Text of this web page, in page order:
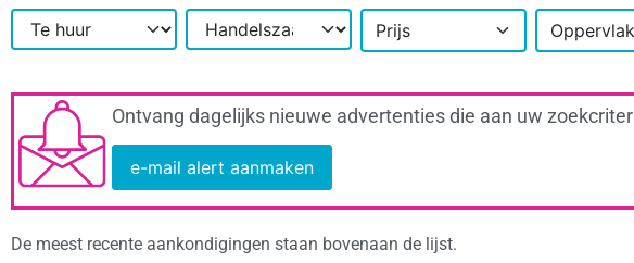
Prijs
Ontvang dagelijks nieuwe advertenties die aan uw
e-mail alert aanmaken
De meest recente aankondigingen staan bovenaan de lijst.